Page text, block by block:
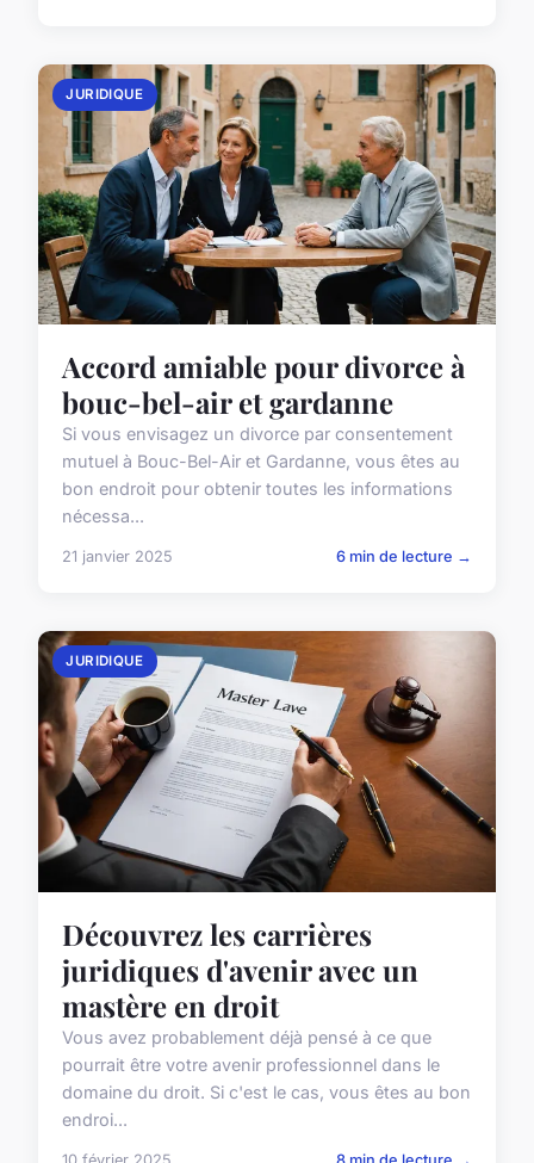
JURIDIQUE
Accord amiable pour divorce à
bouc-bel-air et gardanne
Si vous envisagez un divorce par consentement
mutuel à Bouc-Bel-Air et Gardanne, vous êtes au
bon endroit pour obtenir toutes les informations
nécessa...
21 janvier 2025 6 min de lecture →
JURIDIQUE
Découvrez les carrières
juridiques d'avenir avec un
mastère en droit
Vous avez probablement déjà pensé à ce que
pourrait être votre avenir professionnel dans le
domaine du droit. Si c'est le cas, vous êtes au bon
endroi...